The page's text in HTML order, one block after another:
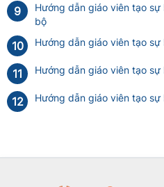
9
Hướng dẫn giáo viên tạo
bộ
10 Hướng dẫn giáo viên tạo sự
11 Hướng dẫn giáo viên tạo
12 Hướng dẫn giáo viên tạo